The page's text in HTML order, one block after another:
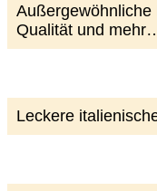
Qualität und
Leckere